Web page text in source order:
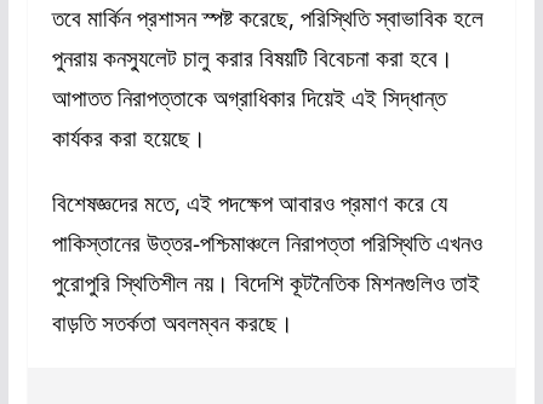
তবে মার্কিন প্রশাসন স্পষ্ট করেছে, পরিস্থিতি স্বাভাবিক হলে
পুনরায় কনস্যুলেট চালু করার বিষয়টি বিবেচনা করা হবে।
আপাতত নিরাপত্তাকে অগ্রাধিকার দিয়েই এই সিদ্ধান্ত
কার্যকর করা হয়েছে।
বিশেষজ্ঞদের মতে, এই পদক্ষেপ আবারও প্রমাণ করে যে
পাকিস্তানের উত্তর-পশ্চিমাঞ্চলে নিরাপত্তা পরিস্থিতি এখনও
পুরোপুরি স্থিতিশীল নয়। বিদেশি কূটনৈতিক মিশনগুলিও তাই
বাড়তি সতর্কতা অবলম্বন করছে।